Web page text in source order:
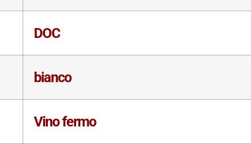
DOC
bianco
Vino fermo